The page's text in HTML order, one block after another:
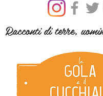
Racconti di terre,